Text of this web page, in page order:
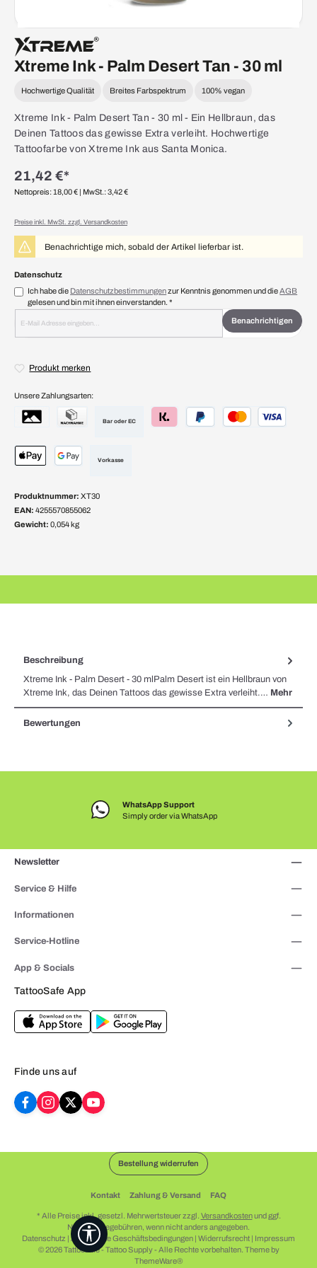
Xtreme Ink - Palm Desert Tan - 30 ml
Hochwertige Qualität Breites Farbspektrum 100% vegan
Xtreme Ink - Palm Desert Tan - 30 ml - Ein Hellbraun, das
Deinen Tattoos das gewisse Extra verleiht. Hochwertige
Tattoofarbe von Xtreme Ink aus Santa Monica.
21,42 €*
Nettopreis: 18,00 € | MwSt.: 3,42 €
Preise inkl. MwSt. zzgl. Versandkosten
Benachrichtige mich, sobald der Artikel lieferbar ist.
Datenschutz
Ich habe die Datenschutzbestimmungenzur Kenntnis genommen und dieAGB
gelesen und bin mit ihnen einverstanden. *
Benachrichtigen
Produkt merken
Unsere Zahlungsarten:
Vorkasse
Bar oder EC
Produktnummer: XT30
EAN: 4255570855062
Gewicht: 0,054 kg
Beschreibung
Xtreme Ink - Palm Desert - 30 mlPalm Desert ist ein Hellbraun von
Xtreme Ink, das Deinen Tattoos das gewisse Extra verleiht.… Mehr
Bewertungen
WhatsApp Support
Simply order via WhatsApp
Newsletter
App & Socials
TattooSafe App
Finde uns auf
Service & Hilfe
Informationen
Service-Hotline
Bestellung widerrufen
Kontakt Zahlung & Versand FAQ
* Alle Preise inkl. gesetzl. Mehrwertsteuer zzgl. Versandkostenund ggf.
Nachnahmegebühren, wenn nicht anders angegeben.
Datenschutz | Allgemeine Geschäftsbedingungen | Widerrufsrecht | Impressum
© 2026 Tattoosafe - Tattoo Supply - Alle Rechte vorbehalten. Theme by
ThemeWare®
Werkzeugleiste anzeigen